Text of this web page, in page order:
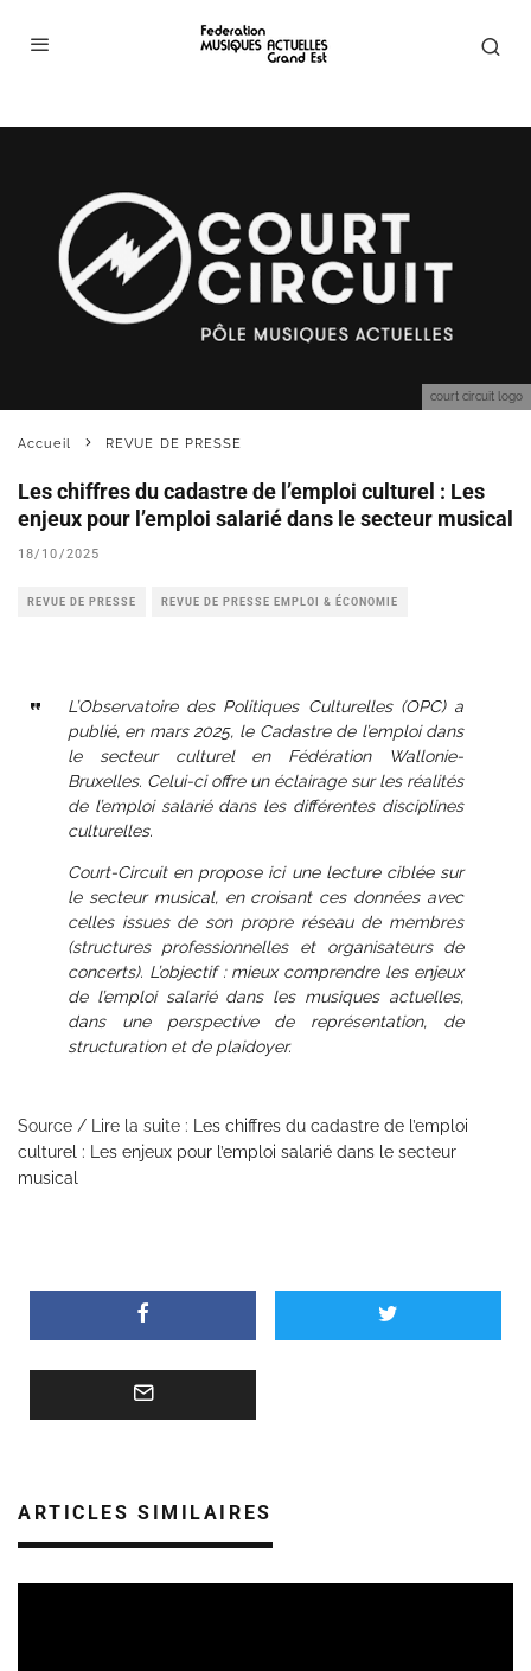
court circuit logo
Accueil REVUE DE PRESSE
Les chiffres du cadastre de l’emploi culturel : Les
enjeux pour l’emploi salarié dans le secteur musical
18/10/2025
REVUE DE PRESSE REVUE DE PRESSE EMPLOI & ÉCONOMIE
L’Observatoire des Politiques Culturelles (OPC) a
publié, en mars 2025, le Cadastre de l’emploi dans
le secteur culturel en Fédération Wallonie-
Bruxelles. Celui-ci offre un éclairage sur les réalités
de l’emploi salarié dans les différentes disciplines
culturelles.
Court-Circuit en propose ici une lecture ciblée sur
le secteur musical, en croisant ces données avec
celles issues de son propre réseau de membres
(structures professionnelles et organisateurs de
concerts). L’objectif : mieux comprendre les enjeux
de l’emploi salarié dans les musiques actuelles,
dans une perspective de représentation, de
structuration et de plaidoyer.
Source / Lire la suite :
Les chiffres du cadastre de l’emploi
culturel : Les enjeux pour l’emploi salarié dans le secteur
musical
ARTICLES SIMILAIRES